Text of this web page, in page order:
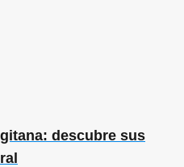
descubre sus